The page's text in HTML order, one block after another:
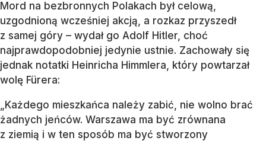
Mord na bezbronnych Polakach był celową,
uzgodnioną wcześniej akcją, a rozkaz przyszedł
z samej góry – wydał go Adolf Hitler, choć
najprawdopodobniej jedynie ustnie. Zachowały się
jednak notatki Heinricha Himmlera, który powtarzał
wolę Fürera:
„Każdego mieszkańca należy zabić, nie wolno brać
żadnych jeńców. Warszawa ma być zrównana
z ziemią i w ten sposób ma być stworzony